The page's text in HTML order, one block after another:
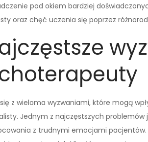
pod okiem bardziej
oraz chęć uczenia się poprzez
z wieloma wyzwaniami, które mogą
Jednym z najczęstszych problemów
z trudnymi emocjami